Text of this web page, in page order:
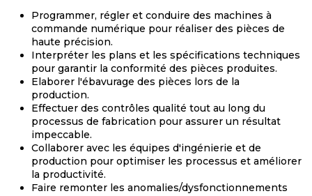
Programmer, régler et conduire des machines à
commande numérique pour réaliser des pièces de
haute précision.
Interpréter les plans et les spécifications techniques
pour garantir la conformité des pièces produites.
Elaborer l'ébavurage des pièces lors de la
production.
Effectuer des contrôles qualité tout au long du
processus de fabrication pour assurer un résultat
impeccable.
Collaborer avec les équipes d'ingénierie et de
production pour optimiser les processus et améliorer
la productivité.
Faire remonter les anomalies/dysfonctionnements